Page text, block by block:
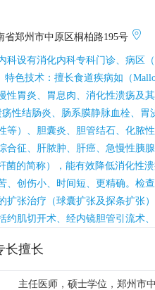
省郑州市中原区桐柏路195号
有消化内科专科门诊、病区（
特色技术：擅长食道疾病如（
性胃炎、胃息肉、消化性溃疡及
性结肠炎、肠系膜静脉血栓、
等）、胆囊炎、胆管结石、化脓
合征、肝脓肿、肝癌、急慢性胰
菌的简称），能有效降低消化
、创伤小、时间短、更精确。
扩张治疗（球囊扩张及探条扩
约肌切开术、经内镜胆管引流术
长擅长
主任医师，硕士学位，郑州市中